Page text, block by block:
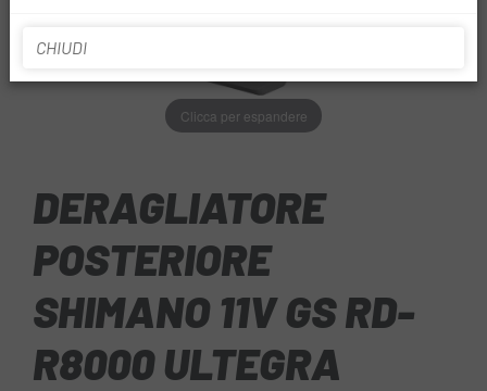
Clicca per espandere
DERAGLIATORE
POSTERIORE
SHIMANO 11V GS RD-
R8000 ULTEGRA
CHIUDI